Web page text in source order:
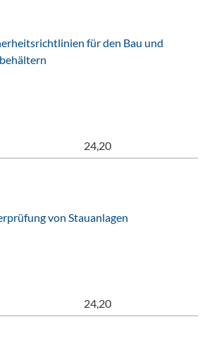
für den Bau und
24,20
von Stauanlagen
24,20